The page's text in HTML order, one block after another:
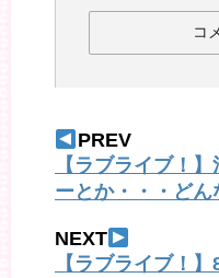
PREV
【ラブライブ！
ーとか・・・ど
NEXT
【ラブライブ！